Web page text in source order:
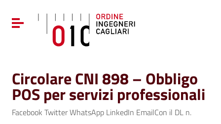
Vai al menu di navigazione
Vai al footer
Attiva / disattiva la navigazione
Circolare CNI 898 – Obbligo
POS per servizi professionali
Facebook Twitter WhatsApp LinkedIn EmailCon il DL n.